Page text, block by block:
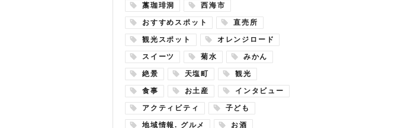
藁珈琲洞 西海市
おすすめスポット 直売所
観光スポット オレンジロード
スイーツ 菊水 みかん
絶景 天塩町 観光
食事 お土産 インタビュー
アクティビティ 子ども
地域情報. グルメ お酒